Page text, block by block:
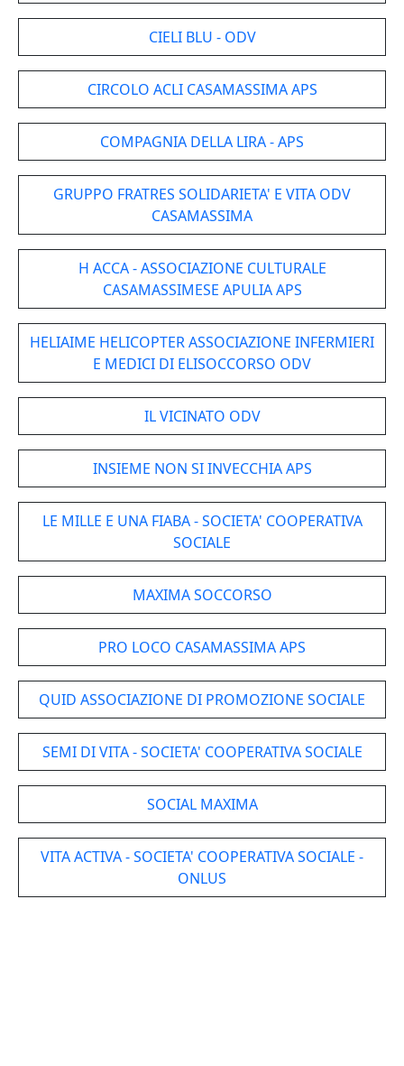
CIELI BLU - ODV
CIRCOLO ACLI CASAMASSIMA APS
COMPAGNIA DELLA LIRA - APS
GRUPPO FRATRES SOLIDARIETA' E VITA ODV
CASAMASSIMA
H ACCA - ASSOCIAZIONE CULTURALE
CASAMASSIMESE APULIA APS
HELIAIME HELICOPTER ASSOCIAZIONE INFERMIERI
E MEDICI DI ELISOCCORSO ODV
IL VICINATO ODV
INSIEME NON SI INVECCHIA APS
LE MILLE E UNA FIABA - SOCIETA' COOPERATIVA
SOCIALE
MAXIMA SOCCORSO
PRO LOCO CASAMASSIMA APS
QUID ASSOCIAZIONE DI PROMOZIONE SOCIALE
SEMI DI VITA - SOCIETA' COOPERATIVA SOCIALE
SOCIAL MAXIMA
VITA ACTIVA - SOCIETA' COOPERATIVA SOCIALE -
ONLUS